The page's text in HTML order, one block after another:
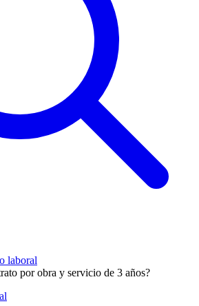
laboral
por obra y servicio de 3 años?